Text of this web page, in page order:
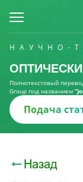
НАУЧНО-
Полнотекстовый
Group под названием
Подача
Назад